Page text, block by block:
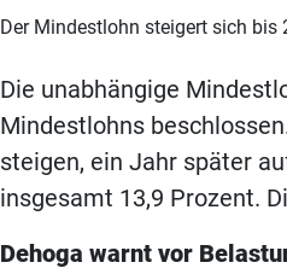
Der Mindestlohn steigert sich bis
Die unabhängige
Mindestlohns
steigen, ein Jahr später
insgesamt 13,9 Prozent.
Dehoga warnt vor